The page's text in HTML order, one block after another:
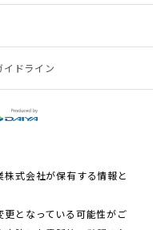
イドライン
式会社が保有する情報と
となっている可能性がご